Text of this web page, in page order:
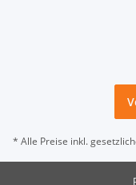
* Alle Preise inkl.